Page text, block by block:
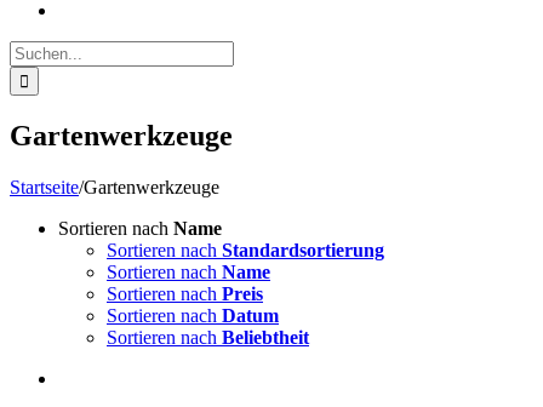
Suche
nach:
Gartenwerkzeuge
Startseite/Gartenwerkzeuge
Sortieren nach Name
Sortieren nach Standardsortierung
Sortieren nach Name
Sortieren nach Preis
Sortieren nach Datum
Sortieren nach Beliebtheit